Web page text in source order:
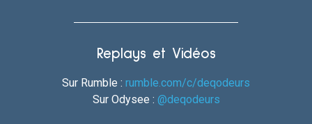
Replays et Vidéos
Sur Rumble : rumble.com/c/deqodeurs
Sur Odysee : @deqodeurs